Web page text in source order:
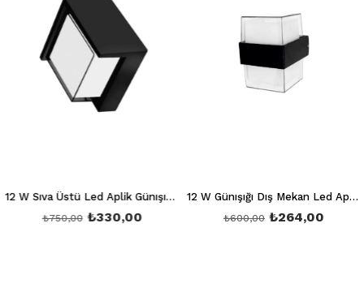
12 W Sıva Üstü Led Aplik Günışığı 3200K Ct 7074
₺330,00
₺750,00
12 W Günışığı Dış Mekan Led Aplik Ct 7047
₺264,00
₺600,00